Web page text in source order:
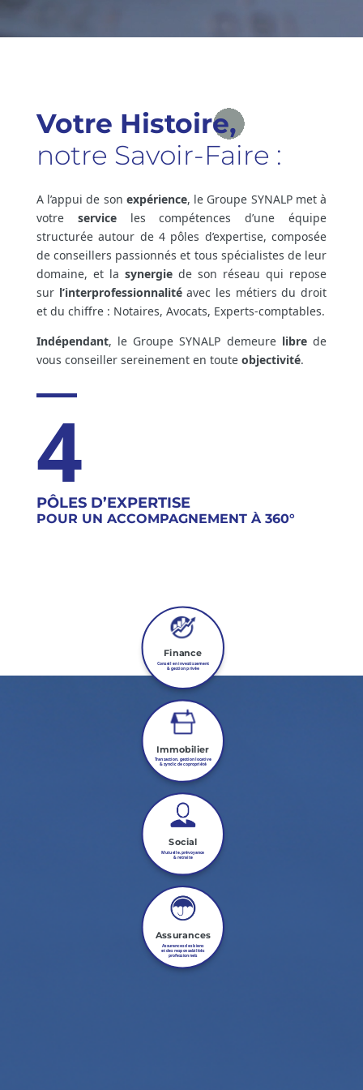
Votre Histoire,
notre Savoir-Faire :
A l’appui de son expérience, le Groupe SYNALP met à
votre serviceles compétences d’une équipe
structurée autour de 4 pôles d’expertise, composée
de conseillers passionnés et tous spécialistes de leur
domaine, et la synergiede son réseau qui repose
sur l’interprofessionnalitéavec les métiers du droit
et du chiffre : Notaires, Avocats, Experts-comptables.
Indépendant, le Groupe SYNALP demeure librede
vous conseiller sereinement en toute objectivité.
4
PÔLES D’EXPERTISE
POUR UN ACCOMPAGNEMENT À 360°
Finance
Conseil en investissement
& gestion privée
Immobilier
Transaction, gestion locative
& syndic de copropriété
Social
Mutuelle, prévoyance
& retraite
Assurances
Assurances des biens
et des responsabilités
professionnels